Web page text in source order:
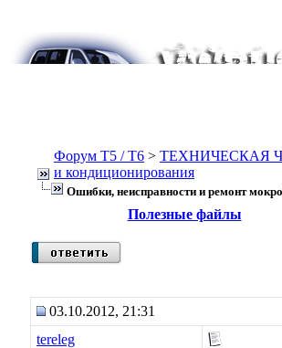
Форум Т5 / T6 > ТЕХНИЧЕСКАЯ
и кондиционирования
Ошибки, неисправности и ремонт
Полезные файлы
03.10.2012, 21:31
tereleg